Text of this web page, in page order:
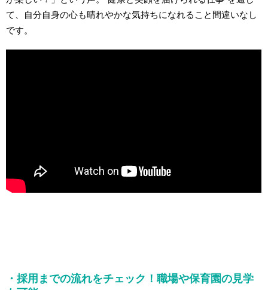
て、自分自身の心も晴れやかな気持ちになれること間違いなし
です。
・採用までの流れをチェック！職場や保育園の見学